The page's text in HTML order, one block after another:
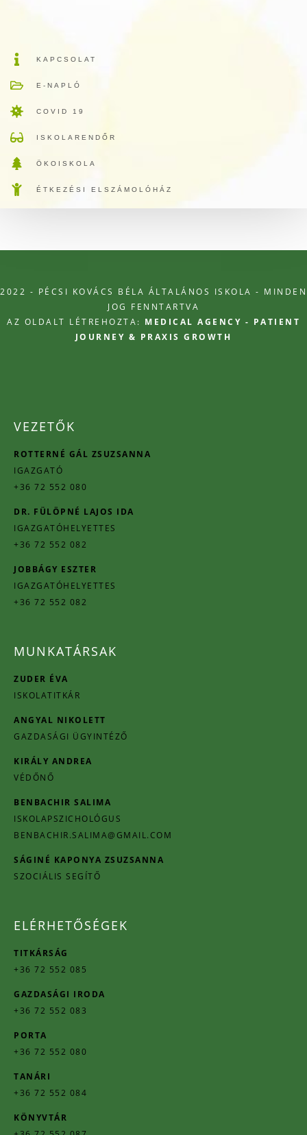
KAPCSOLAT
E-NAPLÓ
COVID 19
ISKOLARENDŐR
ÖKOISKOLA
ÉTKEZÉSI ELSZÁMOLÓHÁZ
2022 - PÉCSI KOVÁCS BÉLA ÁLTALÁNOS ISKOLA - MINDEN
JOG FENNTARTVA
AZ OLDALT LÉTREHOZTA: MEDICAL AGENCY - PATIENT
JOURNEY & PRAXIS GROWTH
VEZETŐK
ROTTERNÉ GÁL ZSUZSANNA
IGAZGATÓ
+36 72 552 080
DR. FÜLÖPNÉ LAJOS IDA
IGAZGATÓHELYETTES
+36 72 552 082
JOBBÁGY ESZTER
IGAZGATÓHELYETTES
+36 72 552 082
MUNKATÁRSAK
ZUDER ÉVA
ISKOLATITKÁR
ANGYAL NIKOLETT
GAZDASÁGI ÜGYINTÉZŐ
KIRÁLY ANDREA
VÉDŐNŐ
BENBACHIR SALIMA
ISKOLAPSZICHOLÓGUS
BENBACHIR.SALIMA@GMAIL.COM
SÁGINÉ KAPONYA ZSUZSANNA
SZOCIÁLIS SEGÍTŐ
ELÉRHETŐSÉGEK
TITKÁRSÁG
+36 72 552 085
GAZDASÁGI IRODA
+36 72 552 083
PORTA
+36 72 552 080
TANÁRI
+36 72 552 084
KÖNYVTÁR